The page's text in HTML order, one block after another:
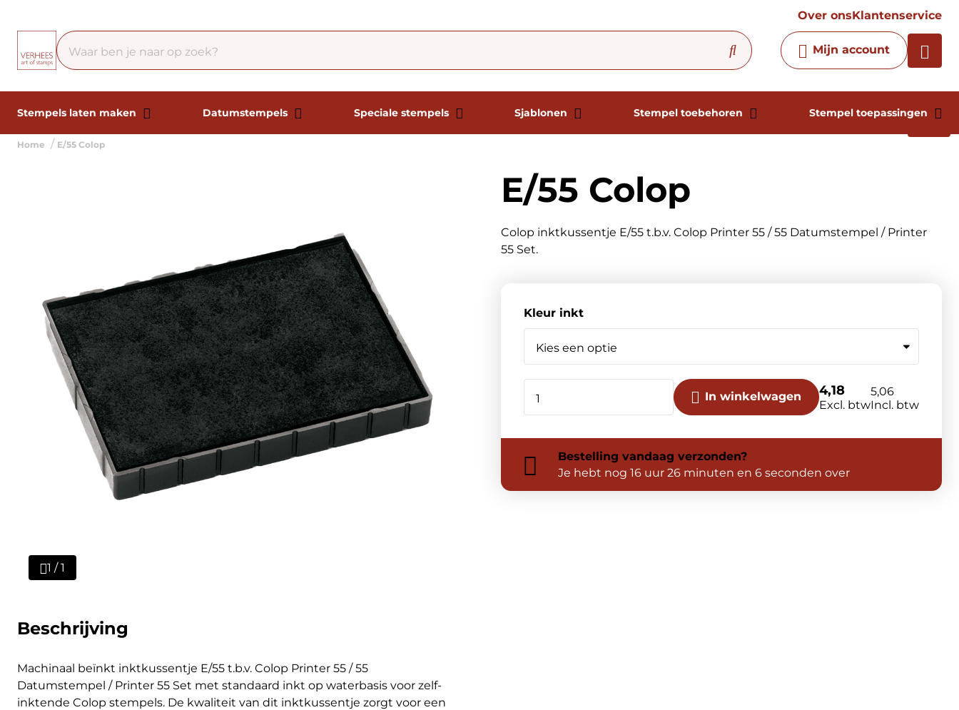
Over onsKlantenservice
Mijn account
Stempels laten maken Datumstempels Speciale stempels Sjablonen Stempel toebehoren Stempel toepassingen
Chatbot
Chat 24/7 met onze chatbot
voor hulp
Contact
Home E/55 Colop
1 / 1
Beschrijving
Machinaal beïnkt inktkussentje E/55 t.b.v. Colop Printer 55 / 55
Datumstempel / Printer 55 Set met standaard inkt op waterbasis voor zelf-
inktende Colop stempels. De kwaliteit van dit inktkussentje zorgt voor een
E/55 Colop
Colop inktkussentje E/55 t.b.v. Colop Printer 55 / 55 Datumstempel / Printer
55 Set.
Kleur inkt
In winkelwagen 4,18
Excl. btw
5,06
Incl. btw
Bestelling vandaag verzonden?
Je hebt nog 16 uur 26 minuten en 5 seconden over